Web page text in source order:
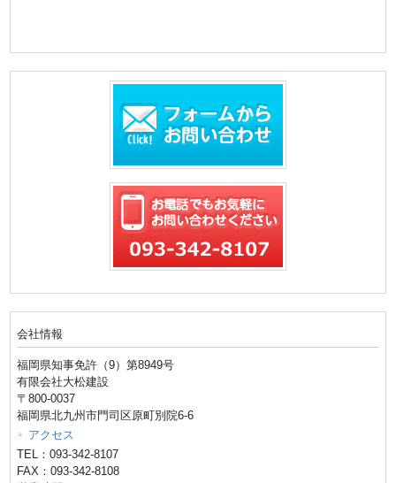
会社情報
福岡県知事免許（9）第8949号
有限会社大松建設
〒800-0037
福岡県北九州市門司区原町別院6-6
アクセス
TEL：093-342-8107
FAX：093-342-8108